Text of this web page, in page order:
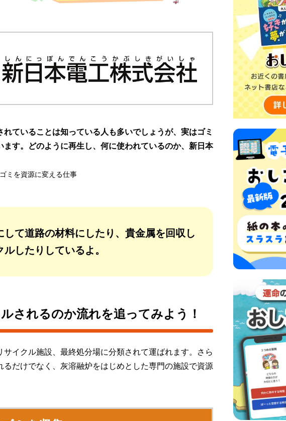
ていることは知っている人も多いでしょうが、実はゴミ
す。どのように再生し、何に使われているのか、新日本
ゴミを資源に変える仕事
て道路の材料にしたり、貴金属を回収し
したりしているよ。
されるのか流れを追ってみよう！
イクル施設、最終処分場に分類されて運ばれます。さら
だけでなく、灰溶融炉をはじめとした専門の施設で資源